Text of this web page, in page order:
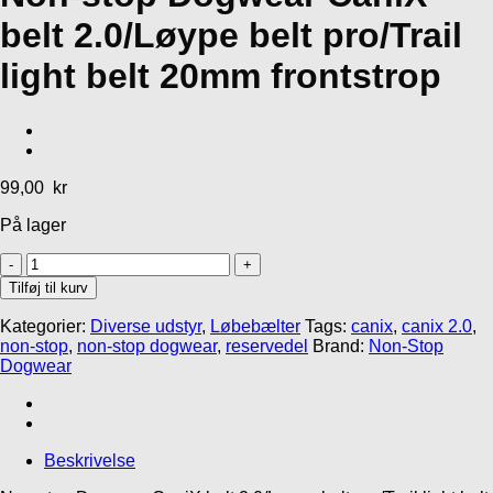
Gåliner
MR Koppel SML
Line
Løb/canicross
Inlandsis CrossTrek
bælte
Små hunde
Inlandsis Open-back
sele
belt 2.0/Løype belt pro/Trail
light belt 20mm frontstrop
99,00 kr
På lager
Non-
stop
Dogwear
CaniX
belt
2.0/Løype
belt
pro/Trail
light
20mm
Tilføj til kurv
Kategorier: Diverse udstyr, Løbebælter Tags: canix, canix 2.0,
non-stop, non-stop dogwear, reservedel Brand: Non-Stop
Dogwear
Beskrivelse